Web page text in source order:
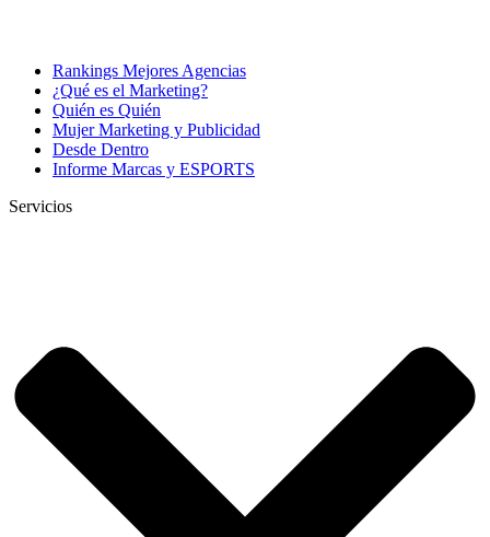
Rankings Mejores Agencias
¿Qué es el Marketing?
Quién es Quién
Mujer Marketing y Publicidad
Desde Dentro
Informe Marcas y ESPORTS
Servicios